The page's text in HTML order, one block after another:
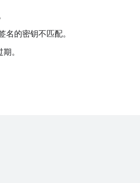
的密钥不匹配。
。